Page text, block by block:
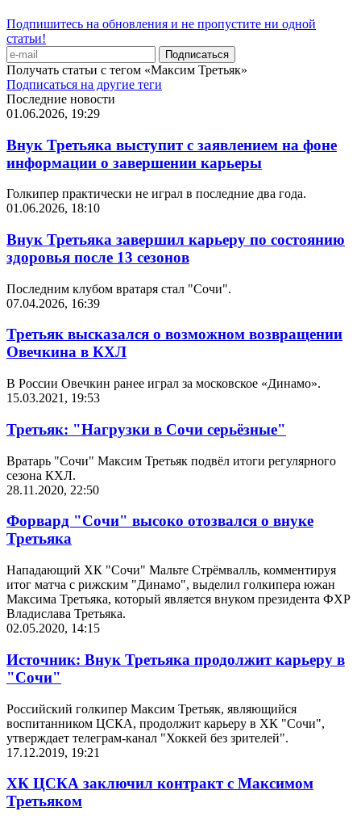
Подпишитесь на обновления и не пропустите ни одной
статьи!
Получать статьи с тегом «Максим Третьяк»
Подписаться на другие теги
Последние новости
01.06.2026, 19:29
Внук Третьяка выступит с заявлением на фоне
информации о завершении карьеры
Голкипер практически не играл в последние два года.
01.06.2026, 18:10
Внук Третьяка завершил карьеру по состоянию
здоровья после 13 сезонов
Последним клубом вратаря стал "Сочи".
07.04.2026, 16:39
Третьяк высказался о возможном возвращении
Овечкина в КХЛ
В России Овечкин ранее играл за московское «Динамо».
15.03.2021, 19:53
Третьяк: "Нагрузки в Сочи серьёзные"
Вратарь "Сочи" Максим Третьяк подвёл итоги регулярного
сезона КХЛ.
28.11.2020, 22:50
Форвард "Сочи" высоко отозвался о внуке
Третьяка
Нападающий ХК "Сочи" Мальте Стрёмвалль, комментируя
итог матча с рижским "Динамо", выделил голкипера южан
Максима Третьяка, который является внуком президента ФХР
Владислава Третьяка.
02.05.2020, 14:15
Источник: Внук Третьяка продолжит карьеру в
"Сочи"
Российский голкипер Максим Третьяк, являющийся
воспитанником ЦСКА, продолжит карьеру в ХК "Сочи",
утверждает телеграм-канал "Хоккей без зрителей".
17.12.2019, 19:21
ХК ЦСКА заключил контракт с Максимом
Третьяком